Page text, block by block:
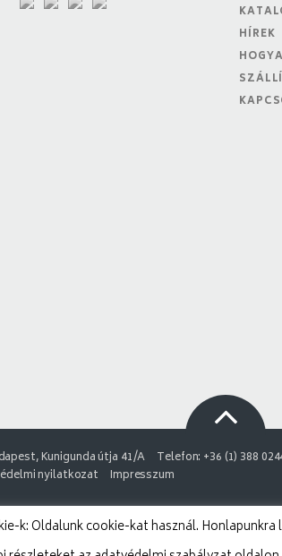
HÍREK
Kunigunda útja 41/A Telefon: +36 (1) 388
nyilatkozat Impresszum
k: Oldalunk cookie-kat használ.